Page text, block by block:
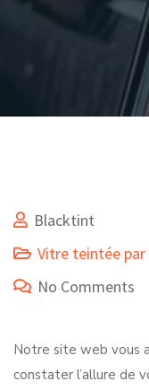
Blacktint
Vitre teintée par
No Comments
Notre site web vous
constater l’allure de